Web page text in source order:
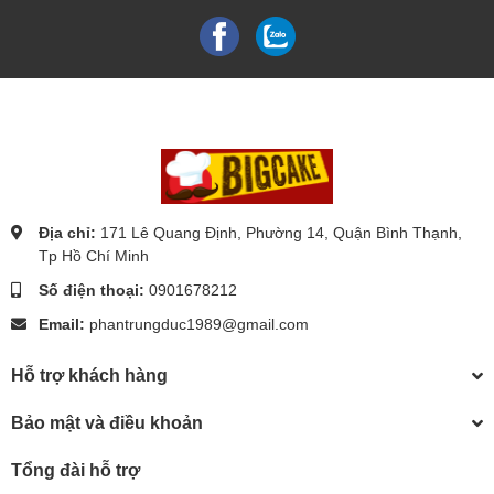
Địa chỉ: 171 Lê Quang Định, Phường 14, Quận Bình Thạnh,
Tp Hồ Chí Minh
Số điện thoại: 0901678212
Email: phantrungduc1989@gmail.com
Hỗ trợ khách hàng
Bảo mật và điều khoản
Tổng đài hỗ trợ